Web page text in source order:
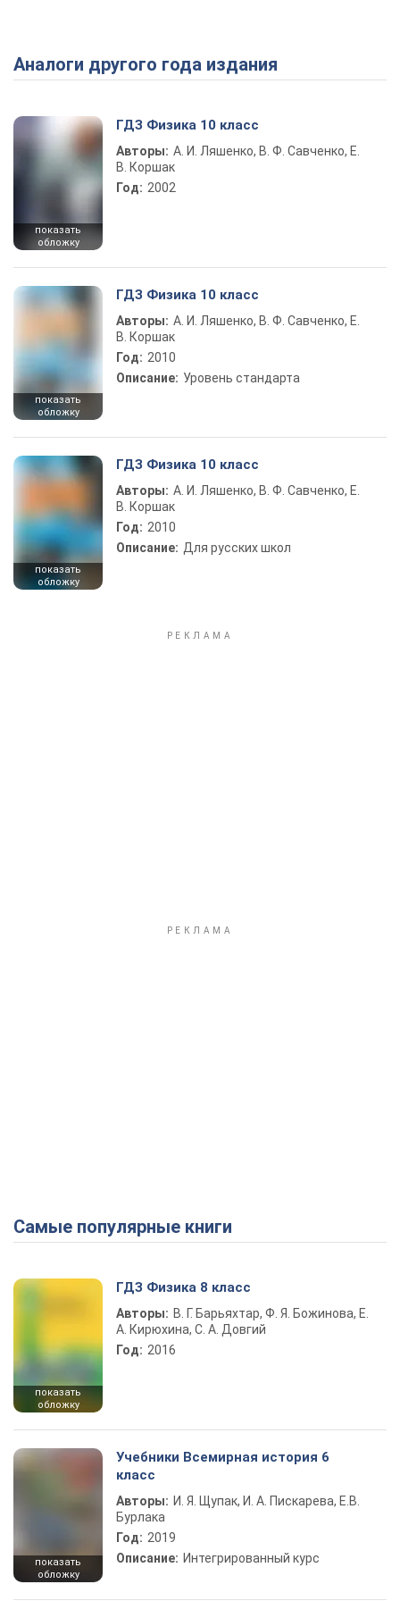
Play Video
Аналоги другого года издания
показать
обложку
ГДЗ Физика 10 класс
Авторы: А. И. Ляшенко, В. Ф. Савченко, Е.
В. Коршак
Год: 2002
показать
обложку
ГДЗ Физика 10 класс
Авторы: А. И. Ляшенко, В. Ф. Савченко, Е.
В. Коршак
Год: 2010
Описание: Уровень стандарта
показать
обложку
ГДЗ Физика 10 класс
Авторы: А. И. Ляшенко, В. Ф. Савченко, Е.
В. Коршак
Год: 2010
Описание: Для русских школ
Самые популярные книги
показать
обложку
ГДЗ Физика 8 класс
Авторы: В. Г. Барьяхтар, Ф. Я. Божинова, Е.
А. Кирюхина, С. А. Довгий
Год: 2016
показать
обложку
Учебники Всемирная история 6
класс
Авторы: И. Я. Щупак, И. А. Пискарева, Е.В.
Бурлака
Год: 2019
Описание: Интегрированный курс